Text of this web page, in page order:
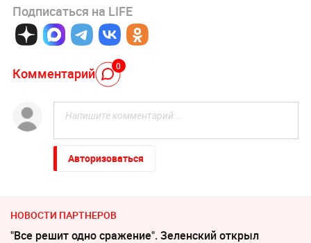
Подписаться на LIFE
Комментарий 0
Авторизоваться
НОВОСТИ ПАРТНЕРОВ
"Все решит одно сражение". Зеленский открыл